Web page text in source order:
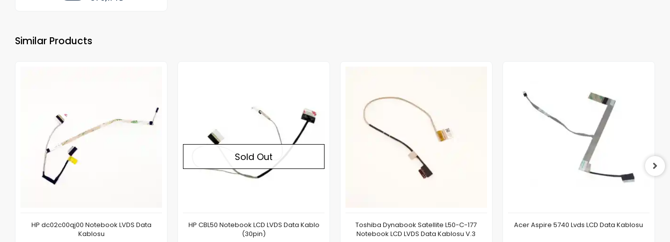
Similar Products
HP dc02c00qj00 Notebook LVDS Data
Kablosu
Sold Out
HP CBL50 Notebook LCD LVDS Data Kablo
(30pin)
Toshiba Dynabook Satellite L50-C-177
Notebook LCD LVDS Data Kablosu V.3
Acer Aspire 5740 Lvds LCD Data Kablosu